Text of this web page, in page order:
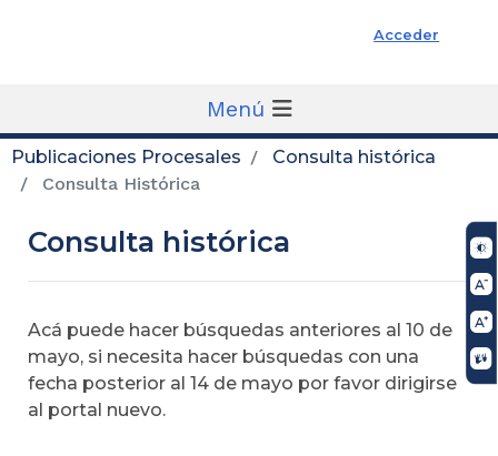
Acceder
Menú
Publicaciones Procesales
Consulta histórica
Consulta Histórica
Consulta histórica
Acá puede hacer búsquedas anteriores al 10 de
mayo, si necesita hacer búsquedas con una
fecha posterior al 14 de mayo por favor dirigirse
al portal nuevo.